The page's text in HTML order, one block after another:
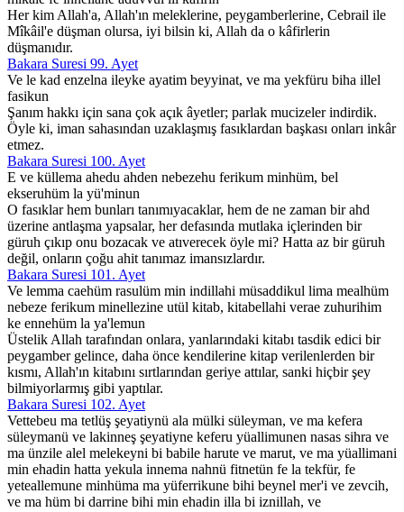
Her kim Allah'a, Allah'ın meleklerine, peygamberlerine, Cebrail ile
Mîkâil'e düşman olursa, iyi bilsin ki, Allah da o kâfirlerin
düşmanıdır.
Bakara Suresi 99. Ayet
Ve le kad enzelna ileyke ayatim beyyinat, ve ma yekfüru biha illel
fasikun
Şanım hakkı için sana çok açık âyetler; parlak mucizeler indirdik.
Öyle ki, iman sahasından uzaklaşmış fasıklardan başkası onları inkâr
etmez.
Bakara Suresi 100. Ayet
E ve küllema ahedu ahden nebezehu ferikum minhüm, bel
ekseruhüm la yü'minun
O fasıklar hem bunları tanımıyacaklar, hem de ne zaman bir ahd
üzerine antlaşma yapsalar, her defasında mutlaka içlerinden bir
güruh çıkıp onu bozacak ve atıverecek öyle mi? Hatta az bir güruh
değil, onların çoğu ahit tanımaz imansızlardır.
Bakara Suresi 101. Ayet
Ve lemma caehüm rasulüm min indillahi müsaddikul lima mealhüm
nebeze ferikum minellezine utül kitab, kitabellahi verae zuhurihim
ke ennehüm la ya'lemun
Üstelik Allah tarafından onlara, yanlarındaki kitabı tasdik edici bir
peygamber gelince, daha önce kendilerine kitap verilenlerden bir
kısmı, Allah'ın kitabını sırtlarından geriye attılar, sanki hiçbir şey
bilmiyorlarmış gibi yaptılar.
Bakara Suresi 102. Ayet
Vettebeu ma tetlüş şeyatiynü ala mülki süleyman, ve ma kefera
süleymanü ve lakinneş şeyatiyne keferu yüallimunen nasas sihra ve
ma ünzile alel melekeyni bi babile harute ve marut, ve ma yüallimani
min ehadin hatta yekula innema nahnü fitnetün fe la tekfür, fe
yeteallemune minhüma ma yüferrikune bihi beynel mer'i ve zevcih,
ve ma hüm bi darrine bihi min ehadin illa bi iznillah, ve